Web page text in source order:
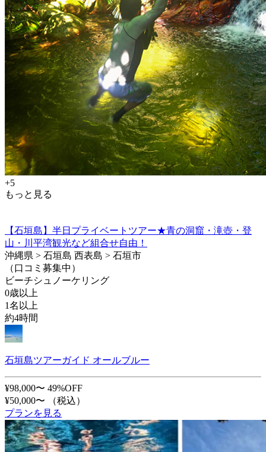
+5
もっと見る
【石垣島】半日プライベートツアー★青の洞窟・滝壺・登
山・川平湾観光など組合せ自由！
沖縄県 > 石垣島 西表島 > 石垣市
（口コミ募集中）
ビーチシュノーケリング
0歳以上
1名以上
約4時間
石垣島ツアーガイド オールブルー
¥98,000〜 49%OFF
¥50,000〜
（税込）
プランを見る